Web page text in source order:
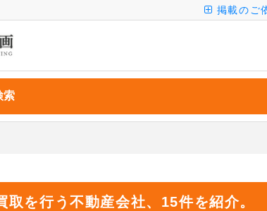
掲載のご
取を行う不動産会社、15件を紹介。